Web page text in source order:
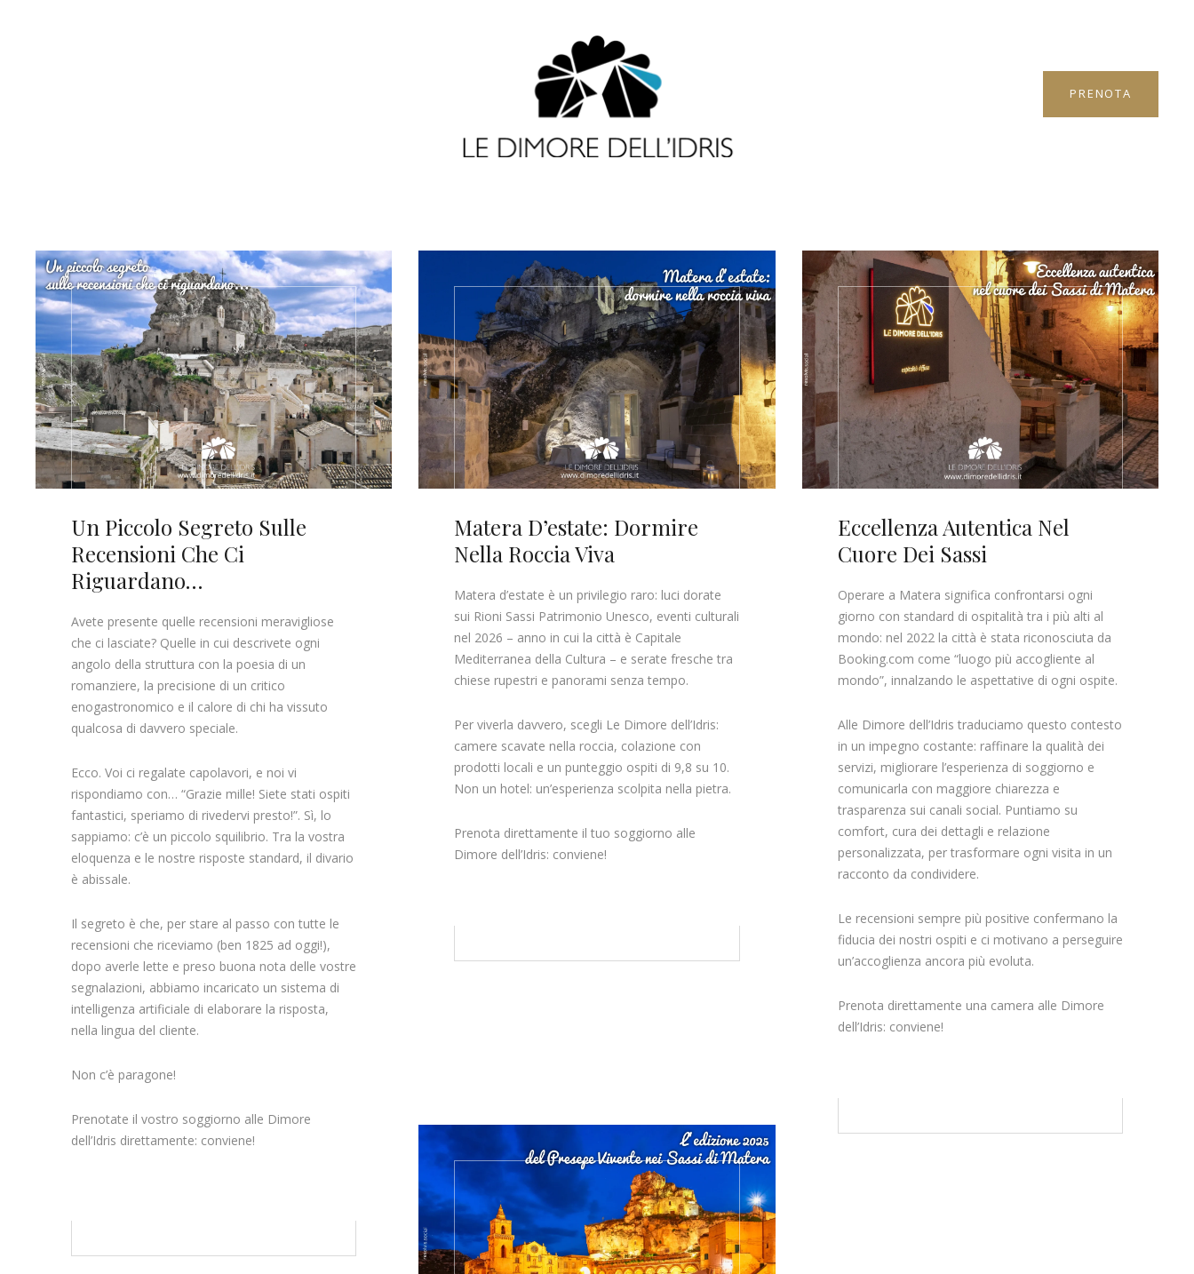
PRENOTA
Un Piccolo Segreto Sulle
Recensioni Che Ci
Riguardano…
Avete presente quelle recensioni meravigliose
che ci lasciate? Quelle in cui descrivete ogni
angolo della struttura con la poesia di un
romanziere, la precisione di un critico
enogastronomico e il calore di chi ha vissuto
qualcosa di davvero speciale.
Ecco. Voi ci regalate capolavori, e noi vi
rispondiamo con… “Grazie mille! Siete stati ospiti
fantastici, speriamo di rivedervi presto!”. Sì, lo
sappiamo: c’è un piccolo squilibrio. Tra la vostra
eloquenza e le nostre risposte standard, il divario
è abissale.
Il segreto è che, per stare al passo con tutte le
recensioni che riceviamo (ben 1825 ad oggi!),
dopo averle lette e preso buona nota delle vostre
segnalazioni, abbiamo incaricato un sistema di
intelligenza artificiale di elaborare la risposta,
nella lingua del cliente.
Non c’è paragone!
Prenotate il vostro soggiorno alle Dimore
dell’Idris direttamente: conviene!
Matera D’estate: Dormire
Nella Roccia Viva
Matera d’estate è un privilegio raro: luci dorate
sui Rioni Sassi Patrimonio Unesco, eventi culturali
nel 2026 – anno in cui la città è Capitale
Mediterranea della Cultura – e serate fresche tra
chiese rupestri e panorami senza tempo.
Per viverla davvero, scegli Le Dimore dell’Idris:
camere scavate nella roccia, colazione con
prodotti locali e un punteggio ospiti di 9,8 su 10.
Non un hotel: un’esperienza scolpita nella pietra.
Prenota direttamente il tuo soggiorno alle
Dimore dell’Idris: conviene!
Eccellenza Autentica Nel
Cuore Dei Sassi
Operare a Matera significa confrontarsi ogni
giorno con standard di ospitalità tra i più alti al
mondo: nel 2022 la città è stata riconosciuta da
Booking.com come “luogo più accogliente al
mondo”, innalzando le aspettative di ogni ospite.
Alle Dimore dell’Idris traduciamo questo contesto
in un impegno costante: raffinare la qualità dei
servizi, migliorare l’esperienza di soggiorno e
comunicarla con maggiore chiarezza e
trasparenza sui canali social. Puntiamo su
comfort, cura dei dettagli e relazione
personalizzata, per trasformare ogni visita in un
racconto da condividere.
Le recensioni sempre più positive confermano la
fiducia dei nostri ospiti e ci motivano a perseguire
un’accoglienza ancora più evoluta.
Prenota direttamente una camera alle Dimore
dell’Idris: conviene!